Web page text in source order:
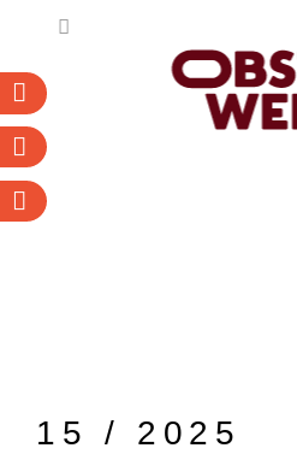
Inhalt
Abonnieren
Newsletter
PDF-Archiv
15 / 2025